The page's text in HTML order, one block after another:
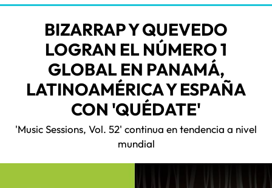
BIZARRAP Y QUEVEDO
LOGRAN EL NÚMERO 1
GLOBAL EN PANAMÁ,
LATINOAMÉRICA Y ESPAÑA
CON 'QUÉDATE'
'Music Sessions, Vol. 52' continua en tendencia a nivel
mundial